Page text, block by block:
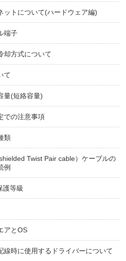
ットについて(ハードウェア編)
端子
却方式について
て
量(短絡容量)
での注意事項
類
Twist Pair cable）ケーブルの
例
護等級
アとOS
線時に使用するドライバーについて